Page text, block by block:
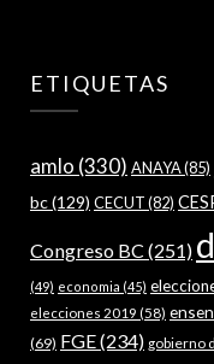
ETIQUETAS
amlo (330) ANAYA(85)
bc(129) CECUT(82)
Congreso BC (251)
(49) economia (45)
elecciones 2019 (58)
(69) FGE(234) gobierno